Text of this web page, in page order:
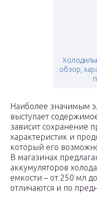
обзор,
Наиболее значимым
выступает
зависит сохранение
характеристик и
который его
В магазинах
аккумуляторов
емкости – от 250 мл
отличаются и по